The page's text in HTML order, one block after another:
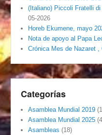
(Italiano) Piccoli Fratelli
05-2026
Horeb Ekumene, mayo
Nota de apoyo al Papa
Crónica Mes de Nazaret ,
Categorías
Asamblea Mundial 2019
Asamblea Mundial 2025
Asambleas (18)